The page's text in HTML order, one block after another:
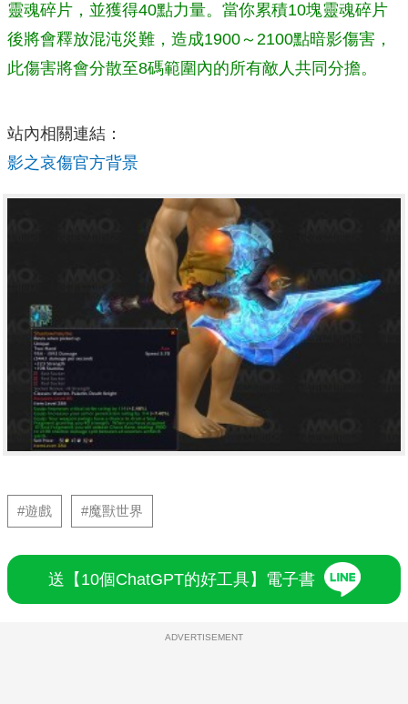
靈魂碎片，並獲得40點力量。當你累積10塊靈魂碎片
後將會釋放混沌災難，造成1900～2100點暗影傷害，
此傷害將會分散至8碼範圍內的所有敵人共同分擔。
站內相關連結：
影之哀傷官方背景
#遊戲 #魔獸世界
送【10個ChatGPT的好工具】電子書
ADVERTISEMENT